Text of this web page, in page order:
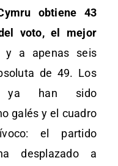
obtiene 43
voto, el mejor
y a apenas seis
de 49. Los
ya han sido
galés y el cuadro
el partido
desplazado a